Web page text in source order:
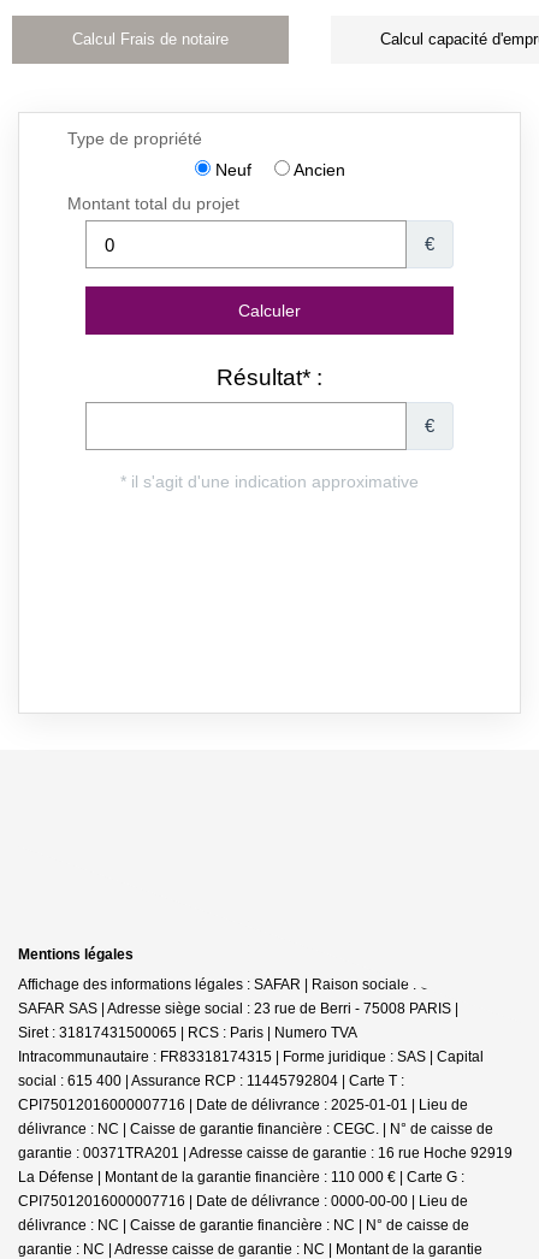
Calcul Frais de notaire Calcul capacité
Mentions légales
Affichage des informations légales : SAFAR | Raison sociale : GERARD
SAFAR SAS | Adresse siège social : 23 rue de Berri - 75008 PARIS |
Siret : 31817431500065 | RCS : Paris | Numero TVA
Intracommunautaire : FR83318174315 | Forme juridique : SAS | Capital
social : 615 400 | Assurance RCP : 11445792804 | Carte T :
CPI75012016000007716 | Date de délivrance : 2025-01-01 | Lieu de
délivrance : NC | Caisse de garantie financière : CEGC. | N° de caisse de
garantie : 00371TRA201 | Adresse caisse de garantie : 16 rue Hoche 92919
La Défense | Montant de la garantie financière : 110 000 € | Carte G :
CPI75012016000007716 | Date de délivrance : 0000-00-00 | Lieu de
délivrance : NC | Caisse de garantie financière : NC | N° de caisse de
garantie : NC | Adresse caisse de garantie : NC | Montant de la garantie